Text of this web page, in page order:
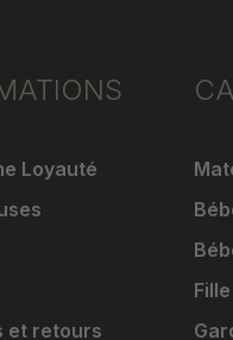
Loyauté
et retours
Fille